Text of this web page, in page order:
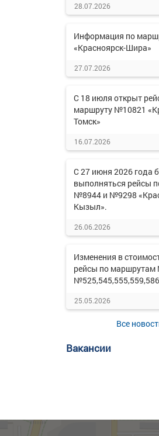
28.07.2026
Информация по
«Красноярск-Шира»
27.07.2026
С 18 июля открыт
маршруту №10821
Томск»
16.07.2026
С 27 июня 2026 года
выполняться рейсы
№8944 и №9298
Кызыл».
26.06.2026
Изменения в
рейсы по
25.05.2026
Все
Вакансии